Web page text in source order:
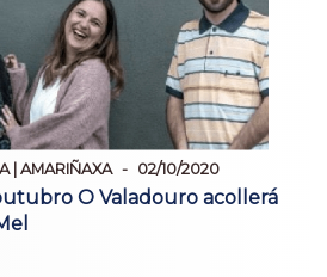
| AMARIÑAXA 02/10/2020
O Valadouro acollerá